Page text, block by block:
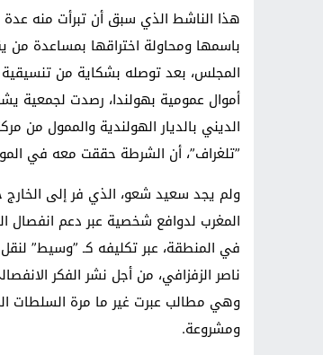
هذا الناشط الذي سبق أن تبرأت منه
باسمها ومحاولة اختراقها بمساعدة من
المجلس، بعد توصله بشكاية من
أموال عمومية بهولندا، رصدت لجمعية
الديني بالديار الهولندية والممول من
”تلغراف”، أن الشرطة حققت معه في
ولم يجد سعيد شعو، الذي فر إلى الخارج
المغرب لدوافع شخصية عبر دعم انفصال
في المنطقة، عبر تكليفه كـ ”وسيط”
ناصر الزفزافي، من أجل نشر الفكر
وهي مطالب عبرت غير ما مرة السلطات
ومشروعة.